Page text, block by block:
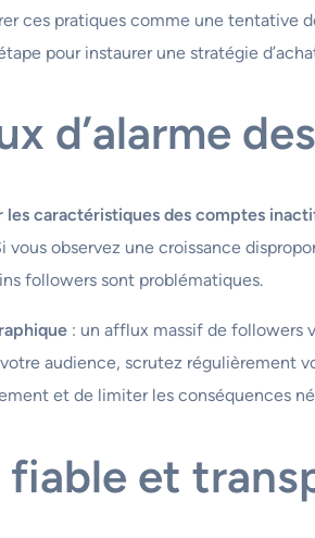
ces pratiques comme une
pour instaurer une stratégie
d’alarme
les caractéristiques des comptes
observez une croissance
followers sont problématiques.
: un afflux massif de followers
audience, scrutez régulièrement
et de limiter les conséquences
et